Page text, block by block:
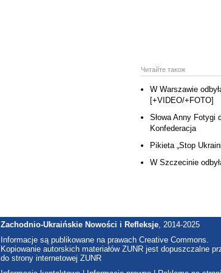
Читайте також
W Warszawie
[+VIDEO/+FOTO]
Słowa Anny Fotygi
Konfederacja
Pikieta „Stop
W Szczecinie
Zachodnio-Ukraińskie Nowości i Refleksje, 2014-2025
Informacje są publikowane na prawach Creative Commons.
Kopiowanie autorskich materiałów ZUNR jest dopuszczalne
do strony internetowej ZUNR